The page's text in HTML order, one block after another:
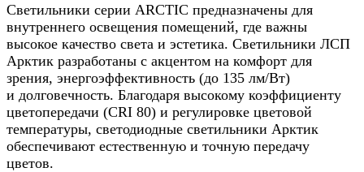
Светильники серии ARCTIC предназначены для
внутреннего освещения помещений, где важны
высокое качество света и эстетика. Светильники ЛСП
Арктик разработаны с акцентом на комфорт для
зрения, энергоэффективность (до 135 лм/Вт)
и долговечность. Благодаря высокому коэффициенту
цветопередачи (CRI 80) и регулировке цветовой
температуры, светодиодные светильники Арктик
обеспечивают естественную и точную передачу
цветов.